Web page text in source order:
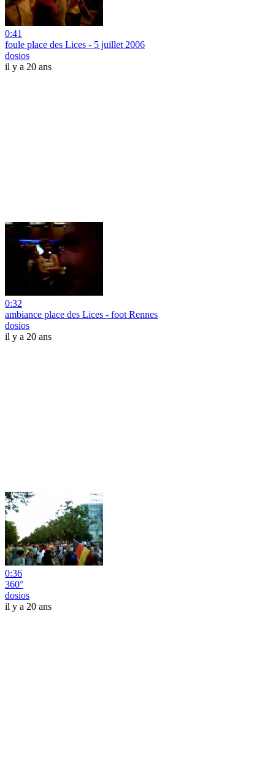
0:41
foule place des Lices - 5 juillet 2006
dosios
il y a 20 ans
0:32
ambiance place des Lices - foot Rennes
dosios
il y a 20 ans
0:36
360°
dosios
il y a 20 ans